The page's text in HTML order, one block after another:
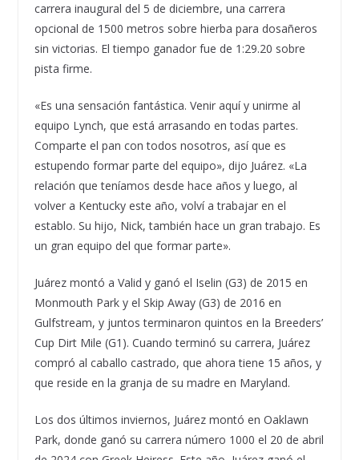
carrera inaugural del 5 de diciembre, una carrera
opcional de 1500 metros sobre hierba para dosañeros
sin victorias. El tiempo ganador fue de 1:29.20 sobre
pista firme.
«Es una sensación fantástica. Venir aquí y unirme al
equipo Lynch, que está arrasando en todas partes.
Comparte el pan con todos nosotros, así que es
estupendo formar parte del equipo», dijo Juárez. «La
relación que teníamos desde hace años y luego, al
volver a Kentucky este año, volví a trabajar en el
establo. Su hijo, Nick, también hace un gran trabajo. Es
un gran equipo del que formar parte».
Juárez montó a Valid y ganó el Iselin (G3) de 2015 en
Monmouth Park y el Skip Away (G3) de 2016 en
Gulfstream, y juntos terminaron quintos en la Breeders’
Cup Dirt Mile (G1). Cuando terminó su carrera, Juárez
compró al caballo castrado, que ahora tiene 15 años, y
que reside en la granja de su madre en Maryland.
Los dos últimos inviernos, Juárez montó en Oaklawn
Park, donde ganó su carrera número 1000 el 20 de abril